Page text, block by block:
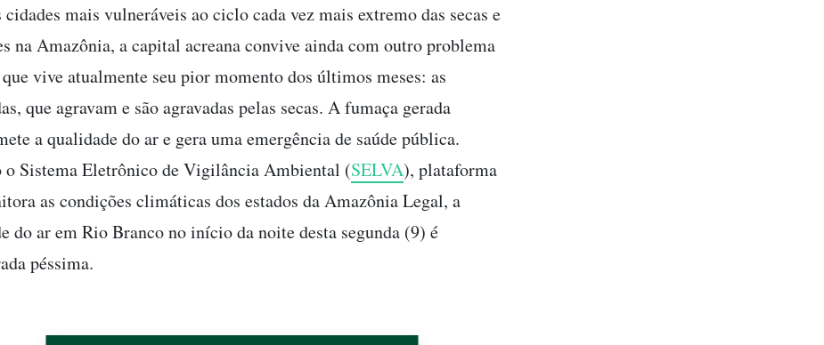
cidades mais vulneráveis ao ciclo cada vez mais extremo das secas e
na Amazônia, a capital acreana convive ainda com outro problema
vive atualmente seu pior momento dos últimos meses: as
que agravam e são agravadas pelas secas. A fumaça gerada
a qualidade do ar e gera uma emergência de saúde pública.
o Sistema Eletrônico de Vigilância Ambiental (SELVA), plataforma
as condições climáticas dos estados da Amazônia Legal, a
do ar em Rio Branco no início da noite desta segunda (9) é
péssima.